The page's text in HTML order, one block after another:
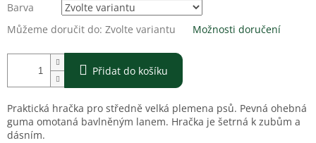
Barva
Můžeme doručit do: Zvolte variantu Možnosti doručení
Přidat do košíku
Praktická hračka pro středně velká plemena psů. Pevná ohebná
guma omotaná bavlněným lanem. Hračka je šetrná k zubům a
dásním.